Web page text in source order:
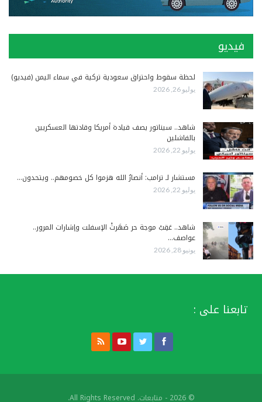
فيديو
لحظة سقوط واحتراق سعودية تركية في سماء اليمن (فيديو)
يوليو 26, 2026
شاهد.. سيناتور يصف قيادة أمريكا وقادتها العسكريين
بالفاشلين
يوليو 22, 2026
مستشار لـ ترامب: أنصارُ الله هزموا كل خصومهم.. ويتحدون…
يوليو 22, 2026
شاهد.. عَقِبْ موجة حر صَهَرتْ الإسفلت وإشارات المرور..
عواصف…
يونيو 28, 2026
تابعنا على :
© 2026 - متابعات. All Rights Reserved.